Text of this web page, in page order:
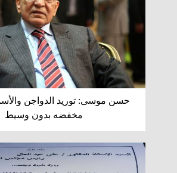
حسن موسى: توريد الدواجن
مخفضه بدون وسيط